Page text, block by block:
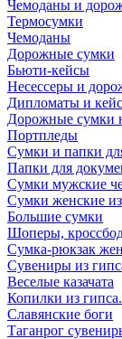
Чемоданы и
Термосумки
Чемоданы
Дорожные сумки
Бьюти-кейсы
Несессеры и
Дипломаты и
Дорожные сумки
Портпледы
Сумки и папки
Папки для
Сумки мужские
Сумки женские
Большие сумки
Шоперы,
Сумка-рюкзак
Сувениры из
Веселые казачата
Копилки из
Славянские боги
Таганрог